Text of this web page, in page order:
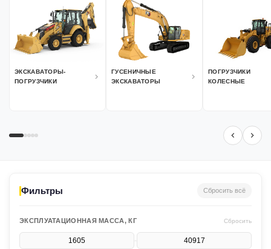
ЭКСКАВАТОРЫ-
ПОГРУЗЧИКИ
ГУСЕНИЧНЫЕ
ЭКСКАВАТОРЫ
ПОГРУЗЧИКИ
КОЛЕСНЫЕ
Фильтры Сбросить всё
ЭКСПЛУАТАЦИОННАЯ МАССА, КГ Сбросить
-